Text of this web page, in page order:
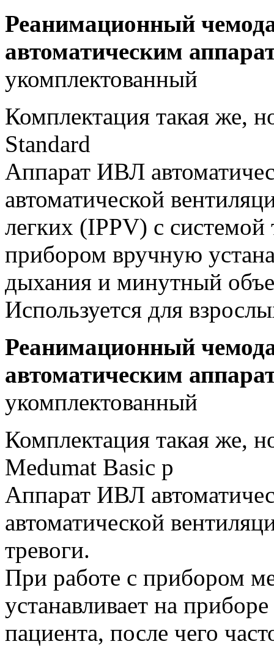
Реанимационный
автоматическим
укомплектованный
Комплектация такая же,
Standard
Аппарат ИВЛ
автоматической
легких (IPPV) с
прибором вручную
дыхания и минутный
Используется для
Реанимационный
автоматическим
укомплектованный
Комплектация такая же,
Medumat Basic p
Аппарат ИВЛ
автоматической
тревоги.
При работе с прибором
устанавливает на
пациента, после чего